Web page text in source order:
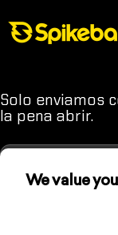
We value
Tienda Spikeball
Solo enviamos
la pena abrir.